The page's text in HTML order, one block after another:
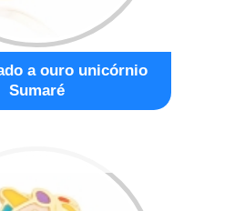
a ouro unicórnio
Sumaré